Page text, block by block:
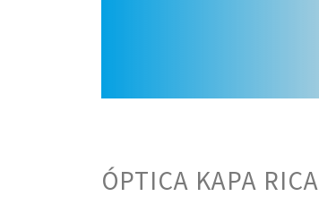
ÓPTICA KAPA RICA